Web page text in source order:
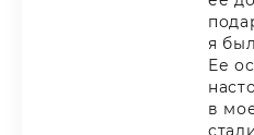
я
Ее
в